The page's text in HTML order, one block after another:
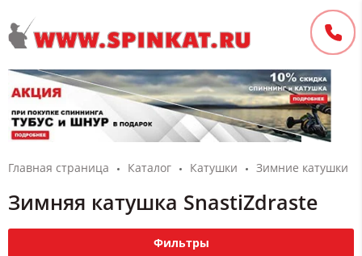
Главная страница Каталог Катушки Зимние катушки
Зимняя катушка SnastiZdraste
Фильтры